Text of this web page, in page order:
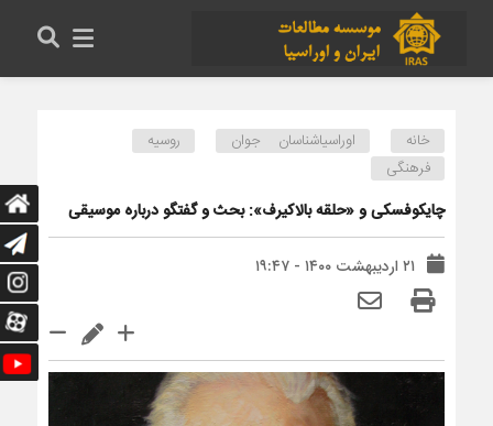
خانه اوراسیاشناسان جوان
روسیه
فرهنگی
چایکوفسکی و «حلقه بالاکیرف»: بحث و گفتگو درباره موسیقی
۲۱ اردیبهشت ۱۴۰۰ - ۱۹:۴۷